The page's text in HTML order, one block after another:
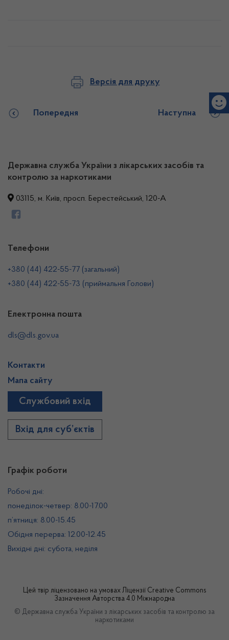
Версія для друку
Попередня Наступна
Державна служба України з лікарських засобів та
контролю за наркотиками
03115, м. Київ, просп. Берестейський, 120-А
Графік роботи
Робочі дні:
понеділок-четвер: 8.00-17.00
п’ятниця: 8.00-15.45
Обідня перерва: 12.00-12.45
Вихідні дні: субота, неділя
Телефони
+380 (44) 422-55-77 (загальний)
+380 (44) 422-55-73 (приймальня Голови)
Електронна пошта
dls@dls.gov.ua
Контакти
Мапа сайту
Службовий вхід
Вхід для суб’єктів
Цей твір ліцензовано на умовах Ліцензії Creative Commons
Зазначення Авторства 4.0 Міжнародна
© Державна служба України з лікарських засобів та контролю за
наркотиками